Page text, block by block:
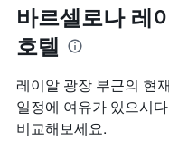
을
표
시
하
는
개
의
의
X
축
있
습
니
다.
바르셀로나 레
호텔
레이알 광장 부근의 현
일정에 여유가 있으시
비교해보세요.